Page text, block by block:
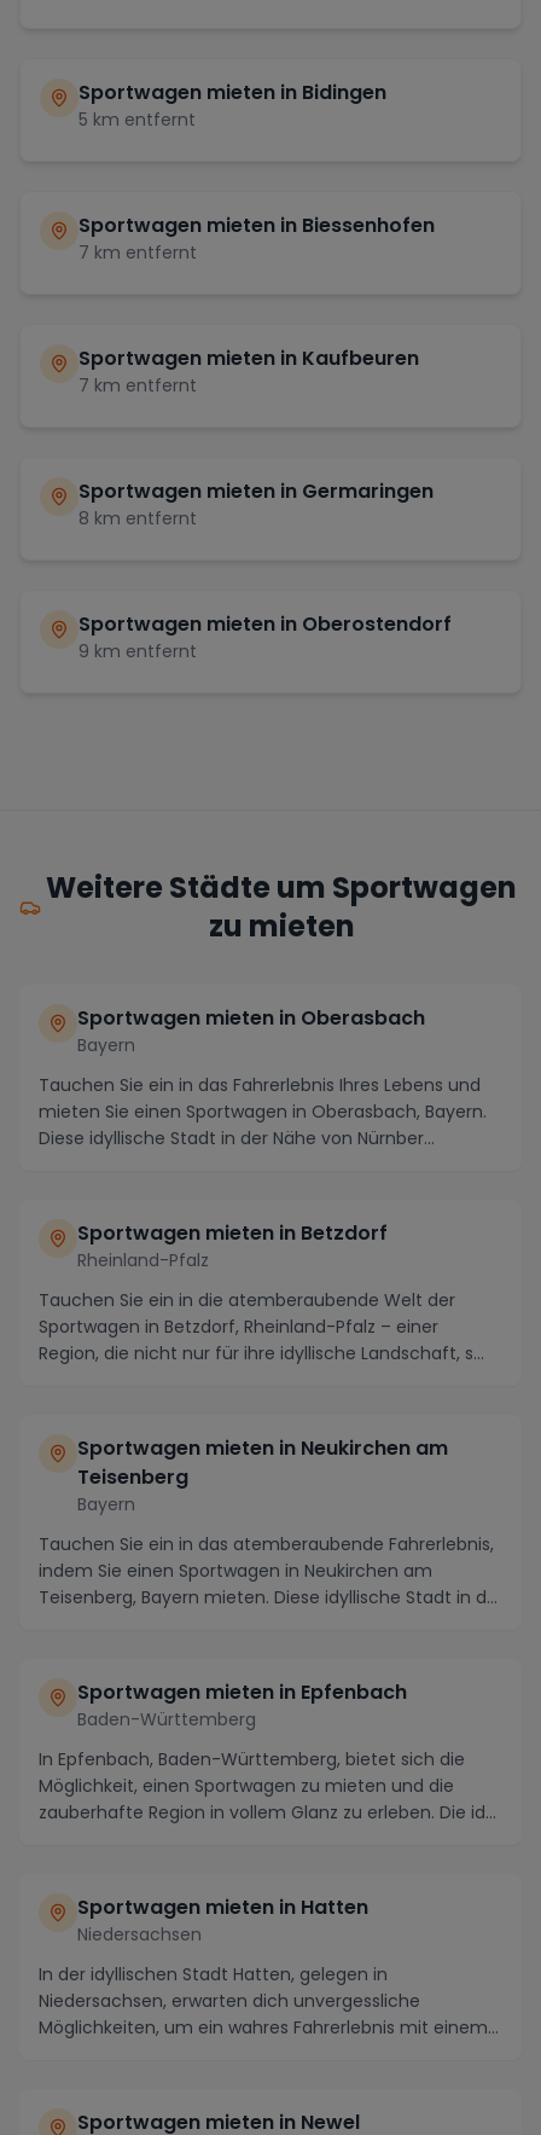
Sportwagen mieten in Bidingen
5 km entfernt
Sportwagen mieten in Biessenhofen
7 km entfernt
Sportwagen mieten in Kaufbeuren
7 km entfernt
Sportwagen mieten in Germaringen
8 km entfernt
Sportwagen mieten in Oberostendorf
9 km entfernt
Weitere Städte um Sportwagen
zu mieten
Sportwagen mieten in Oberasbach
Bayern
Tauchen Sie ein in das Fahrerlebnis Ihres Lebens und
mieten Sie einen Sportwagen in Oberasbach, Bayern.
Diese idyllische Stadt in der Nähe von Nürnber...
Sportwagen mieten in Betzdorf
Rheinland-Pfalz
Tauchen Sie ein in die atemberaubende Welt der
Sportwagen in Betzdorf, Rheinland-Pfalz – einer
Region, die nicht nur für ihre idyllische Landschaft, s...
Sportwagen mieten in Neukirchen am
Teisenberg
Bayern
Tauchen Sie ein in das atemberaubende Fahrerlebnis,
indem Sie einen Sportwagen in Neukirchen am
Teisenberg, Bayern mieten. Diese idyllische Stadt in d...
Sportwagen mieten in Epfenbach
Baden-Württemberg
In Epfenbach, Baden-Württemberg, bietet sich die
Möglichkeit, einen Sportwagen zu mieten und die
zauberhafte Region in vollem Glanz zu erleben. Die id...
Sportwagen mieten in Hatten
Niedersachsen
In der idyllischen Stadt Hatten, gelegen in
Niedersachsen, erwarten dich unvergessliche
Möglichkeiten, um ein wahres Fahrerlebnis mit einem
Sportwagen mieten in Newel